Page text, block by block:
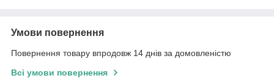
Умови повернення
Повернення товару впродовж 14 днів за домовленістю
Всі умови повернення